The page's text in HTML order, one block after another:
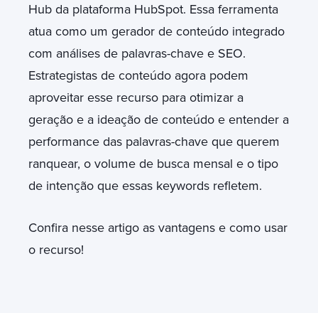
Hub da plataforma HubSpot. Essa ferramenta
atua como um gerador de conteúdo integrado
com análises de palavras-chave e SEO.
Estrategistas de conteúdo agora podem
aproveitar esse recurso para otimizar a
geração e a ideação de conteúdo e entender a
performance das palavras-chave que querem
ranquear, o volume de busca mensal e o tipo
de intenção que essas keywords refletem.
Confira nesse artigo as vantagens e como usar
o recurso!